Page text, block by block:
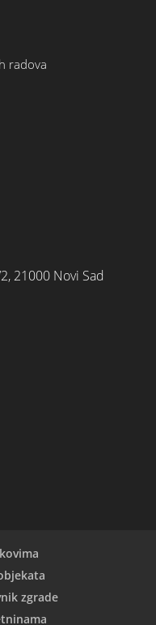
radova
21000 Novi Sad
zgrade